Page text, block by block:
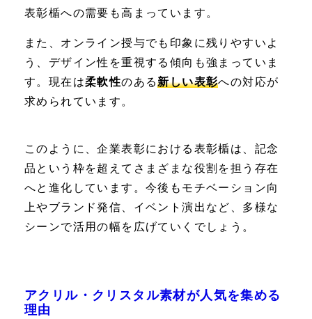
表彰楯への需要も高まっています。
また、オンライン授与でも印象に残りやすいよ
う、デザイン性を重視する傾向も強まっていま
す。現在は柔軟性のある新しい表彰への対応が
求められています。
このように、企業表彰における表彰楯は、記念
品という枠を超えてさまざまな役割を担う存在
へと進化しています。今後もモチベーション向
上やブランド発信、イベント演出など、多様な
シーンで活用の幅を広げていくでしょう。
アクリル・クリスタル素材が人気を集める
理由